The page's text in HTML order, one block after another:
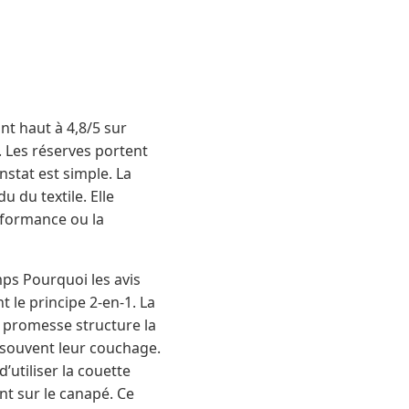
haut à 4,8/5 sur
Les réserves portent
est simple. La
du textile. Elle
ou la
Pourquoi les avis
le principe 2-en-1. La
structure la
leur couchage.
la couette
sur le canapé. Ce